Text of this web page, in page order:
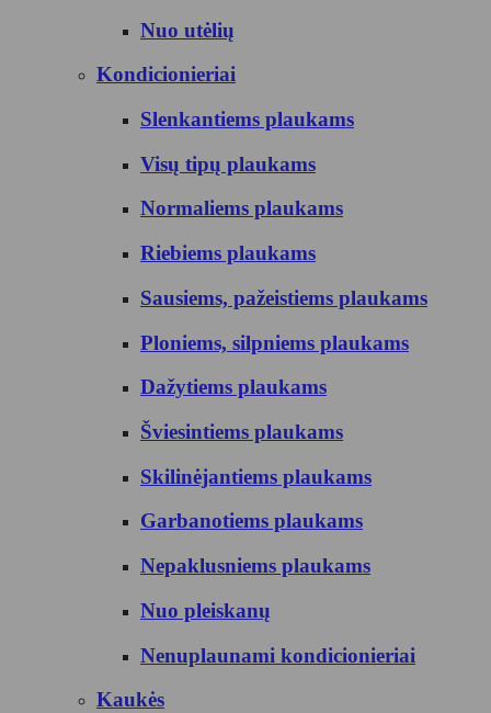
Nuo utėlių
Kondicionieriai
Slenkantiems plaukams
Visų tipų plaukams
Normaliems plaukams
Riebiems plaukams
Sausiems, pažeistiems plaukams
Ploniems, silpniems plaukams
Dažytiems plaukams
Šviesintiems plaukams
Skilinėjantiems plaukams
Garbanotiems plaukams
Nepaklusniems plaukams
Nuo pleiskanų
Nenuplaunami kondicionieriai
Kaukės